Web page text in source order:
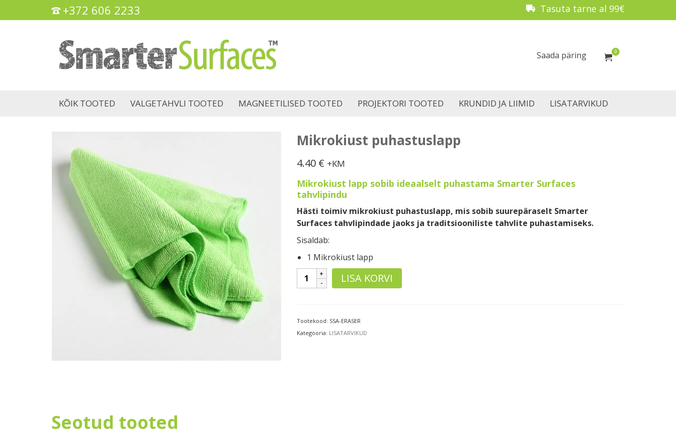
+372 606 2233 Tasuta tarne al 99€
Saada päring 0
KÕIK TOOTED VALGETAHVLI TOOTED MAGNEETILISED TOOTED PROJEKTORI TOOTED KRUNDID JA LIIMID LISATARVIKUD
Mikrokiust puhastuslapp
4.40 € +KM
Mikrokiust lapp sobib ideaalselt puhastama Smarter Surfaces
tahvlipindu
Hästi toimiv mikrokiust puhastuslapp, mis sobib suurepäraselt Smarter
Surfaces tahvlipindade jaoks ja traditsiooniliste tahvlite puhastamiseks.
Sisaldab:
1 Mikrokiust lapp
Mikrokiust
puhastuslapp
LISA KORVI
Tootekood: SSA-ERASER
Kategooria: LISATARVIKUD
Seotud tooted